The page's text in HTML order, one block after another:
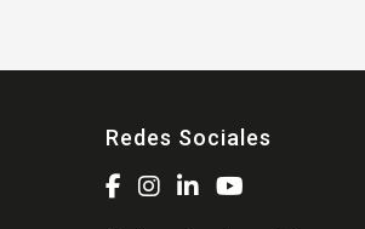
Redes Sociales